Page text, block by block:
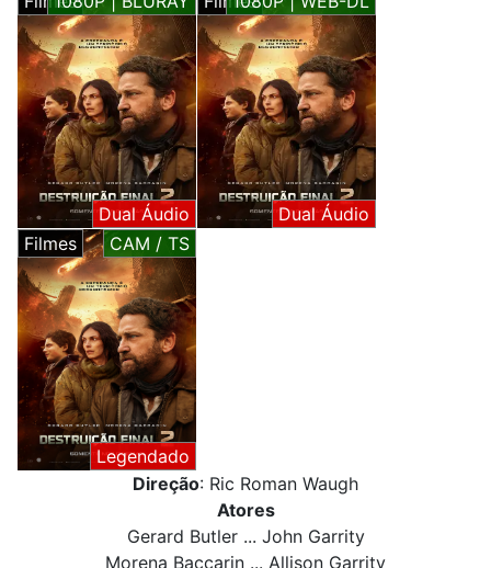
Dual Áudio
Dual Áudio
Filmes
CAM / TS
Legendado
Direção: Ric Roman Waugh
Atores
Gerard Butler ... John Garrity
Morena Baccarin ... Allison Garrity